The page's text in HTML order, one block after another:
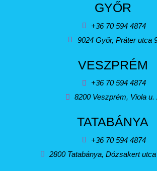
GYŐR
+36 70 594 4874
9024 Győr, Práter utca
VESZPRÉM
+36 70 594 4874
8200 Veszprém, Viola u.
TATABÁNYA
+36 70 594 4874
2800 Tatabánya, Dózsakert